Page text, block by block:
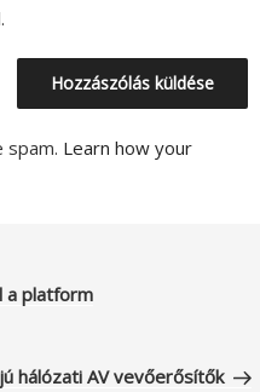
spam. Learn how your
a platform
hálózati AV vevőerősítők